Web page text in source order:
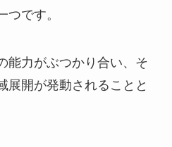
です。
能力がぶつかり合い、そ
展開が発動されることと